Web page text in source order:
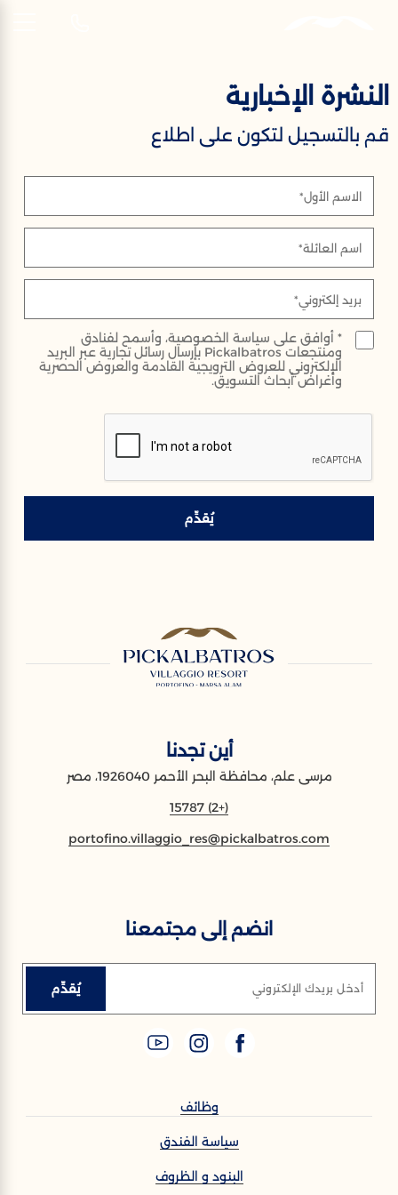
النشرة الإخبارية
سجل للحصول على آخر الأخبار والفعاليات
النشرة الإخبارية
قم بالتسجيل لتكون على اطلاع
الاسم الأول*
اسم العائلة*
بريد إلكتروني*
* أوافق على سياسة الخصوصية، وأسمح لفنادق
ومنتجعات Pickalbatros بإرسال رسائل تجارية عبر البريد
الإلكتروني للعروض الترويجية القادمة والعروض الحصرية
وأغراض أبحاث التسويق.
يُقدِّم
أين تجدنا
مرسى علم، محافظة البحر الأحمر 1926040، مصر
(+2) 15787
portofino.villaggio_res@pickalbatros.com
انضم إلى مجتمعنا
أدخل بريدك الإلكتروني يُقدِّم
وظائف
سياسة الفندق
البنود و الظروف